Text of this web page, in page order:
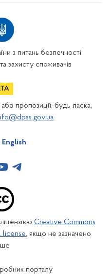
з питань безпечності
захисту споживачів
пропозиції, будь ласка,
English
Creative Commons
license, якщо не зазначено
порталу